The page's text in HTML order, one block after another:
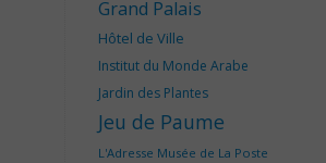
Grand Palais
Hôtel de Ville
Institut du Monde Arabe
Jardin des Plantes
Jeu de Paume
L'Adresse Musée de La Poste